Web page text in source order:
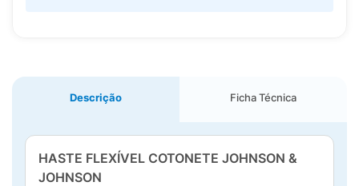
Descrição Ficha Técnica
HASTE FLEXÍVEL COTONETE JOHNSON &
JOHNSON